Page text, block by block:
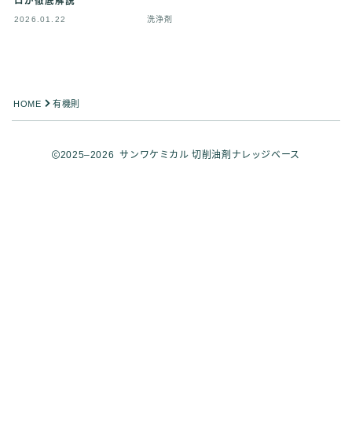
2026.01.22 洗浄剤
HOME 有機則
2025–2026 サンワケミカル 切削油剤ナレッジベース